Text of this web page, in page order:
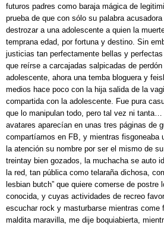
futuros padres como baraja mágica de
prueba de que con sólo su palabra
destrozar a una adolescente a quien la
temprana edad, por fortuna y destino. Sin
justicias tan perfectamente bellas y
que reírse a carcajadas salpicadas de
adolescente, ahora una temba bloguera y
medios hace poco con la hija salida de la
compartida con la adolescente. Fue pura
que lo manipulan todo, pero tal vez ni
avatares aparecían en unas tres páginas de
compartíamos en FB, y mientras fisgoneaba
la atención su nombre por ser el mismo de
treintay bien gozados, la muchacha se auto
la red, tan pública como telaraña dichosa,
lesbian butch” que quiere comerse de postre
conocida, y cuyas actividades de recreo
escuchar rock y masturbarse mientras come
maldita maravilla, me dije boquiabierta,